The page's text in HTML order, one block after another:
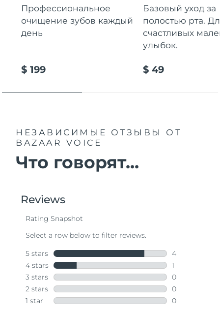
Профессиональное
очищение зубов каждый
день
$ 199
Базовый уход за
полостью рта.
счастливых
улыбок.
$ 49
НЕЗАВИСИМЫЕ ОТЗЫВЫ
ОТ
BAZAAR VOICE
Что говорят...